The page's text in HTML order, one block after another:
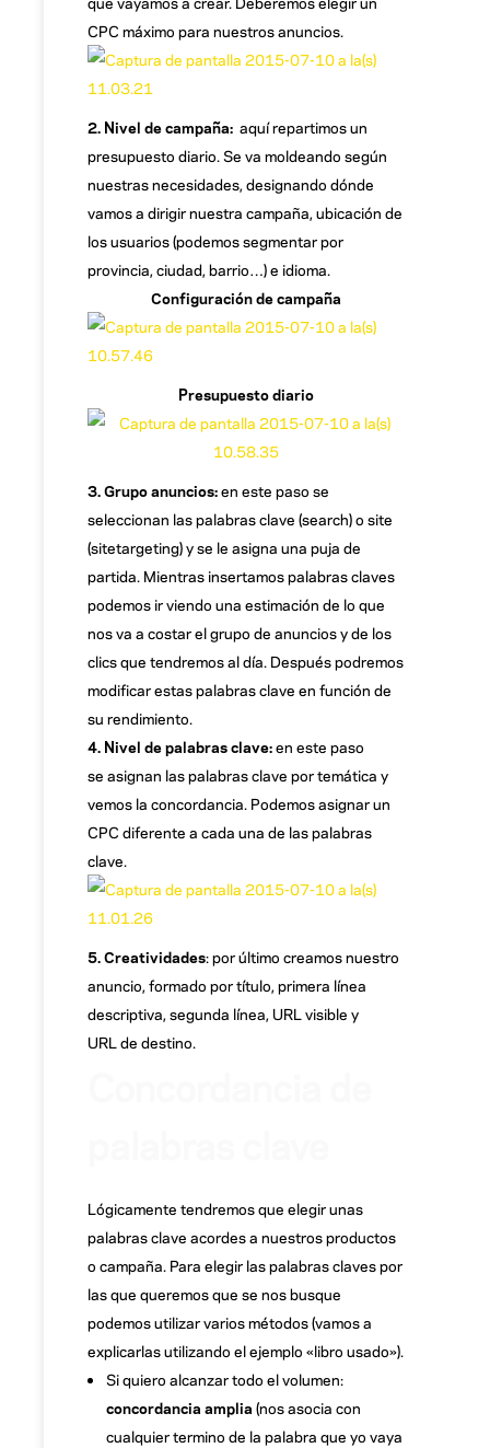
CPC máximo para nuestros anuncios.
2. Nivel de campaña: aquí repartimos un
presupuesto diario. Se va moldeando según
nuestras necesidades, designando dónde
vamos a dirigir nuestra campaña, ubicación de
los usuarios (podemos segmentar por
provincia, ciudad, barrio…) e idioma.
Configuración de campaña
Presupuesto diario
3. Grupo anuncios:en este paso se
seleccionan las palabras clave (search) o site
(sitetargeting) y se le asigna una puja de
partida. Mientras insertamos palabras claves
podemos ir viendo una estimación de lo que
nos va a costar el grupo de anuncios y de los
clics que tendremos al día. Después podremos
modificar estas palabras clave en función de
su rendimiento.
4. Nivel de palabras clave:en este paso
se asignan las palabras clave por temática y
vemos la concordancia. Podemos asignar un
CPC diferente a cada una de las palabras
clave.
5. Creatividades: por último creamos nuestro
anuncio, formado por título, primera línea
descriptiva, segunda línea, URL visible y
URL de destino.
Lógicamente tendremos que elegir unas
palabras clave acordes a nuestros productos
o campaña. Para elegir las palabras claves por
las que queremos que se nos busque
podemos utilizar varios métodos (vamos a
explicarlas utilizando el ejemplo «libro usado»).
Si quiero alcanzar todo el volumen:
concordancia amplia (nos asocia con
cualquier termino de la palabra que yo vaya